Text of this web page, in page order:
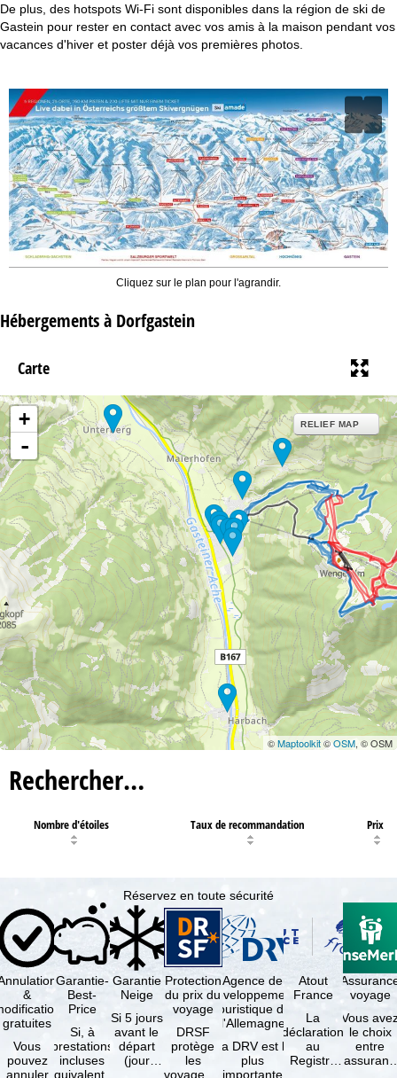
De plus, des hotspots Wi-Fi sont disponibles dans la région de ski de
Gastein pour rester en contact avec vos amis à la maison pendant vos
vacances d'hiver et poster déjà vos premières photos.
Cliquez sur le plan pour l'agrandir.
Hébergements à Dorfgastein
Carte
+
-
RELIEF MAP
©Maptoolkit©OSM, © OSM
Rechercher…
Nombre d'étoiles Taux de recommandation Prix
Réservez en toute sécurité
&
gratuites
Vous
pouvez
annuler
Garantie-
Best-
Price
Si, à
prestations
incluses
équivalentes
Garantie
Neige
Si 5 jours
avant le
départ
(jour
d'arrivée),
Protection
du prix du
voyage
DRSF
protège
les
voyageurs
Agence de
développement
touristique de
l'Allemagne
La DRV est la
plus
importante
Atout
France
La
déclaration
au
Registre
voyage
Vous
le choix
entre